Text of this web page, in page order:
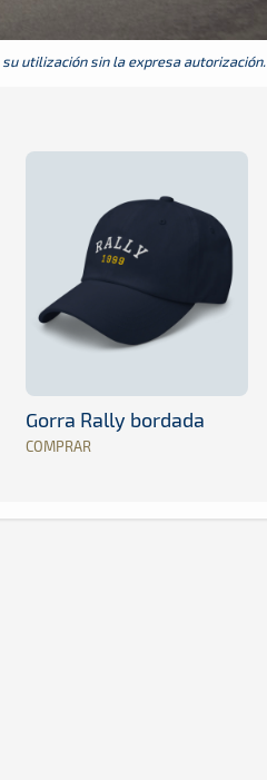
utilización sin la expresa autorización.
Gorra Rally bordada
COMPRAR